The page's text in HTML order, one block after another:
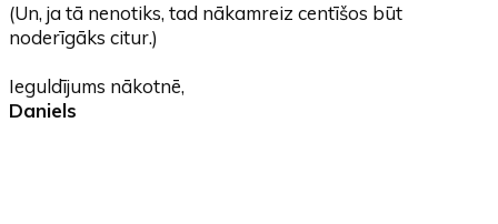
(Un, ja tā nenotiks, tad nākamreiz centīšos būt
noderīgāks citur.)
Ieguldījums nākotnē,
Daniels